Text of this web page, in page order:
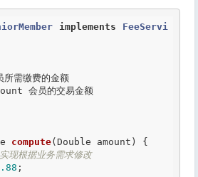
implements
FeeServi
会员的交易金额
compute(Double amount) {
现根据业务需求修改
;